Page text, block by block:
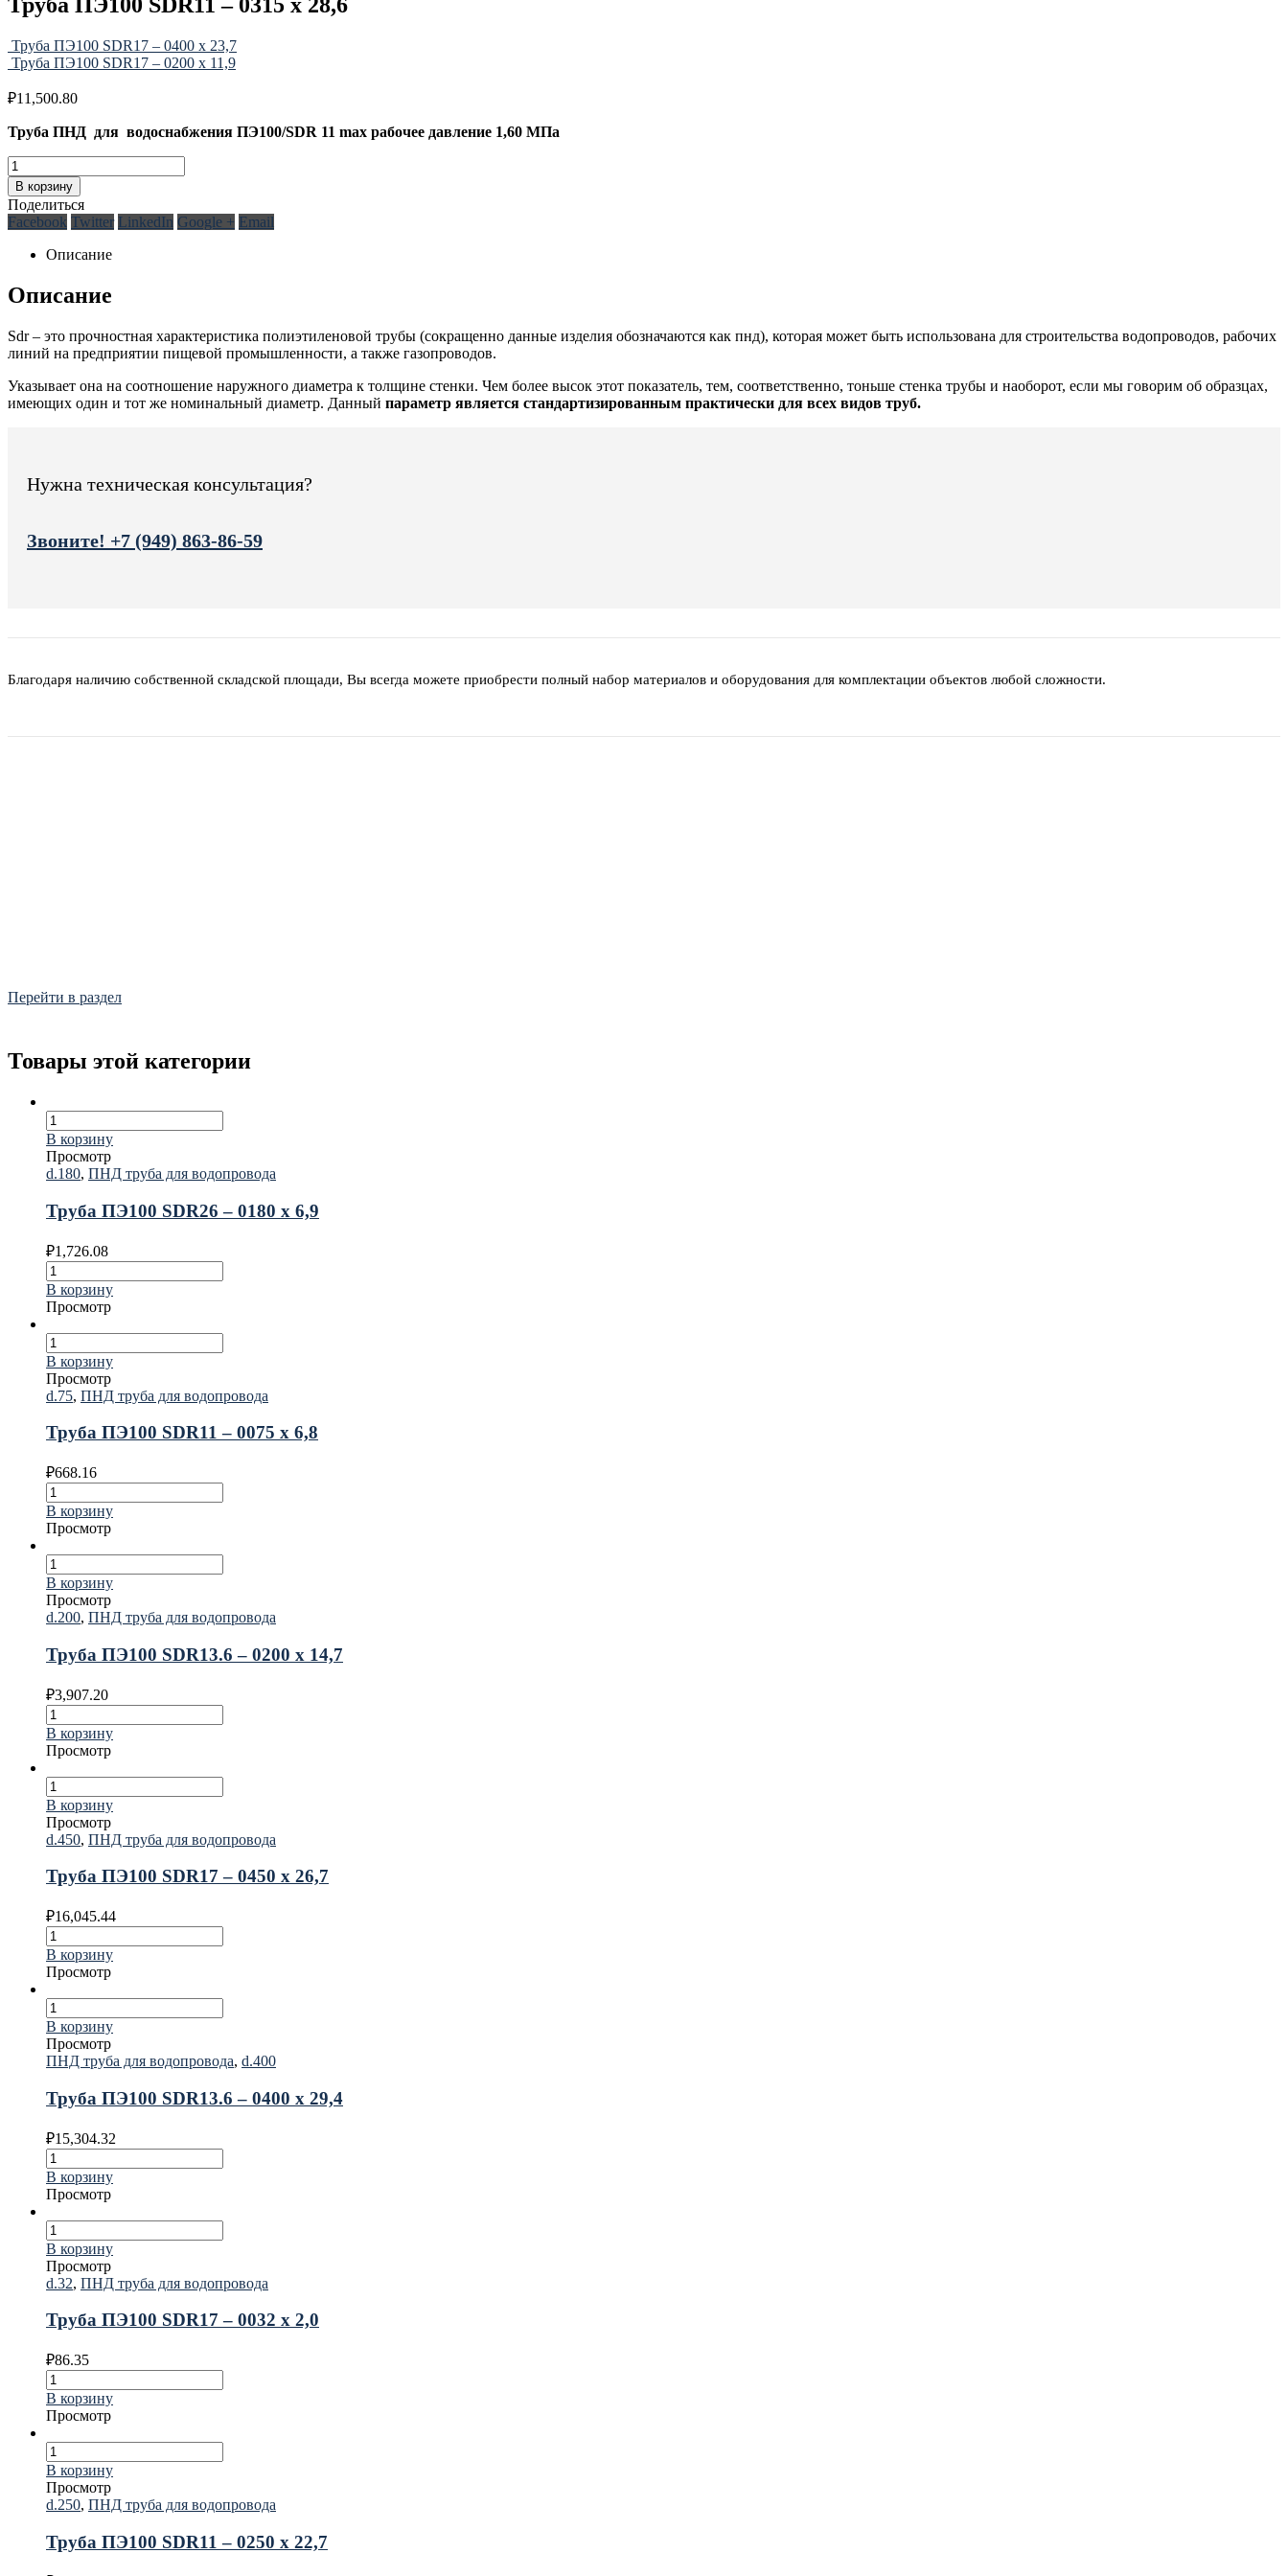
Труба ПЭ100 SDR11 – 0315 х 28,6
Труба ПЭ100 SDR17 – 0400 х 23,7
Труба ПЭ100 SDR17 – 0200 х 11,9
₽11,500.80
Труба ПНД для водоснабжения ПЭ100/SDR 11 max рабочее давление 1,60 МПа
В корзину
Поделиться
Facebook Twitter LinkedIn Google + Email
Описание
Описание
Sdr – это прочностная характеристика полиэтиленовой трубы (сокращенно данные изделия обозначаются как пнд), которая может быть использована для строительства водопроводов, рабочих
линий на предприятии пищевой промышленности, а также газопроводов.
Указывает она на соотношение наружного диаметра к толщине стенки. Чем более высок этот показатель, тем, соответственно, тоньше стенка трубы и наоборот, если мы говорим об образцах,
имеющих один и тот же номинальный диаметр. Данный параметр является стандартизированным практически для всех видов труб.
Нужна техническая консультация?
Звоните! +7 (949) 863-86-59
Благодаря наличию собственной складской площади, Вы всегда можете приобрести полный набор материалов и оборудования для комплектации объектов любой сложности.
Перейти в раздел
Товары этой категории
В корзину
Просмотр
d.180, ПНД труба для водопровода
Труба ПЭ100 SDR26 – 0180 х 6,9
₽1,726.08
В корзину
Просмотр
В корзину
Просмотр
d.75, ПНД труба для водопровода
Труба ПЭ100 SDR11 – 0075 х 6,8
₽668.16
В корзину
Просмотр
В корзину
Просмотр
d.200, ПНД труба для водопровода
Труба ПЭ100 SDR13.6 – 0200 х 14,7
₽3,907.20
В корзину
Просмотр
В корзину
Просмотр
d.450, ПНД труба для водопровода
Труба ПЭ100 SDR17 – 0450 х 26,7
₽16,045.44
В корзину
Просмотр
В корзину
Просмотр
ПНД труба для водопровода, d.400
Труба ПЭ100 SDR13.6 – 0400 х 29,4
₽15,304.32
В корзину
Просмотр
В корзину
Просмотр
d.32, ПНД труба для водопровода
Труба ПЭ100 SDR17 – 0032 х 2,0
₽86.35
В корзину
Просмотр
В корзину
Просмотр
d.250, ПНД труба для водопровода
Труба ПЭ100 SDR11 – 0250 х 22,7